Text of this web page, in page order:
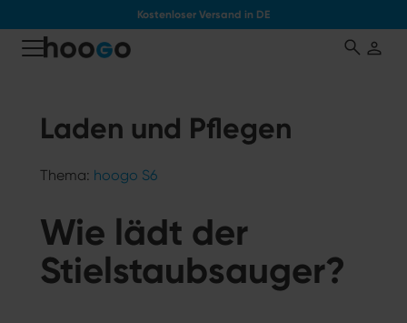
Kostenloser Versand in DE
Laden und Pflegen
Thema: hoogo S6
Wie lädt der
Stielstaubsauger?